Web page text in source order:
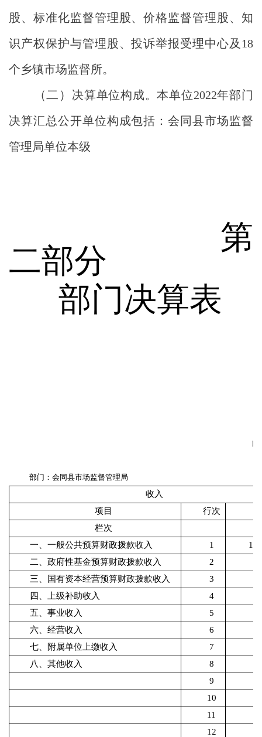
股、标准化监督管理股、价格监督管理股、知
识产权保护与管理股、投诉举报受理中心及 18
个乡镇市场监督所。
（二） 决算单位构成。本单位2022年部门
决算汇总公开单位构成包括：会同县市场监督
管理局单位本级
第
二部分
部门决算表
部门：会同县市场监督管理局
收入
项目
行次
栏次
一、一般公共预算财政拨款收入
1
二、政府性基金预算财政拨款收入
2
三、国有资本经营预算财政拨款收入
3
四、上级补助收入
4
五、事业收入
5
六、经营收入
6
七、附属单位上缴收入
7
八、其他收入
8
9
10
11
12